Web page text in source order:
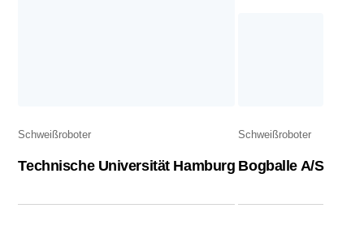
Schweißroboter
Technische Universität Hamburg
Schweißroboter
Bogballe A/S